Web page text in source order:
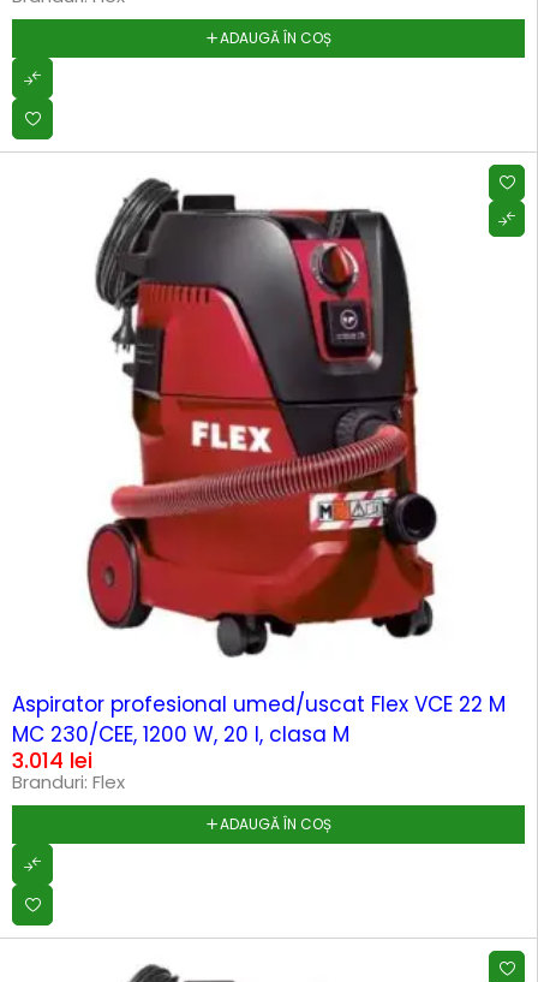
ADAUGĂ ÎN COȘ
Aspirator profesional umed/uscat Flex VCE 22 M
MC 230/CEE, 1200 W, 20 l, clasa M
3.014 lei
Branduri: Flex
ADAUGĂ ÎN COȘ